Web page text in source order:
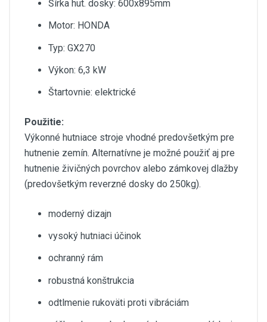
Šírka hut. dosky: 600x895mm
Motor: HONDA
Typ: GX270
Výkon: 6,3 kW
Štartovnie: elektrické
Použitie:
Výkonné hutniace stroje vhodné predovšetkým pre
hutnenie zemín. Alternatívne je možné použiť aj pre
hutnenie živičných povrchov alebo zámkovej dlažby
(predovšetkým reverzné dosky do 250kg).
moderný dizajn
vysoký hutniaci účinok
ochranný rám
robustná konštrukcia
odtlmenie rukoväti proti vibráciám